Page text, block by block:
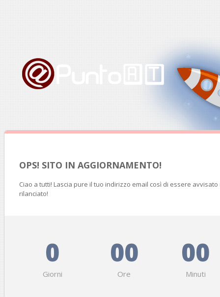
OPS! SITO IN AGGIORNAMENTO!
Ciao a tutti! Lascia pure il tuo indirizzo email così di essere
rilanciato!
0
Giorni
00
Ore
00
Minuti